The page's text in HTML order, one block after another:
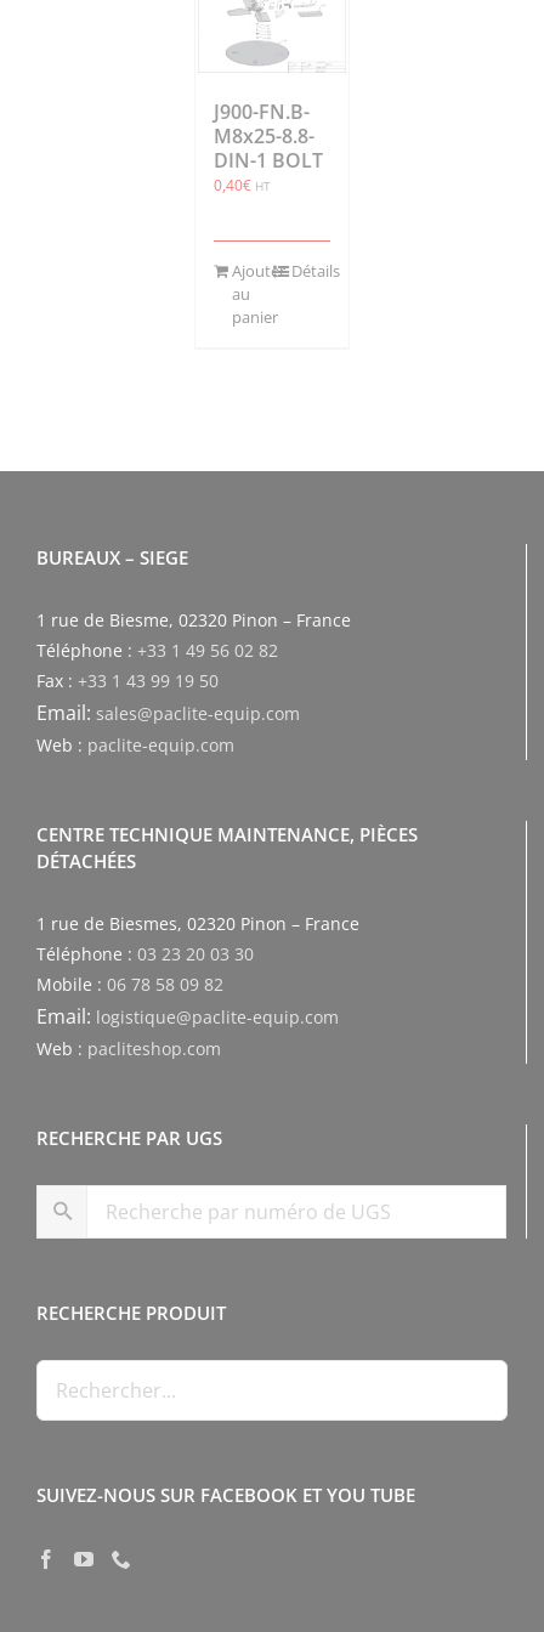
J900-FN.B-
M8x25-8.8-
DIN-1 BOLT
0,40€ HT
Ajouter
au
panier
Détails
BUREAUX – SIEGE
1 rue de Biesme, 02320 Pinon – France
Téléphone : +33 1 49 56 02 82
Fax : +33 1 43 99 19 50
Email: sales@paclite-equip.com
Web : paclite-equip.com
CENTRE TECHNIQUE MAINTENANCE, PIÈCES
DÉTACHÉES
1 rue de Biesmes, 02320 Pinon – France
Téléphone : 03 23 20 03 30
Mobile : 06 78 58 09 82
Email: logistique@paclite-equip.com
Web : pacliteshop.com
RECHERCHE PAR UGS
RECHERCHE PRODUIT
SUIVEZ-NOUS SUR FACEBOOK ET YOU TUBE